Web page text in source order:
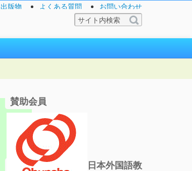
出版物 よくある質問 お問い合わせ
賛助会員
日本外国語教